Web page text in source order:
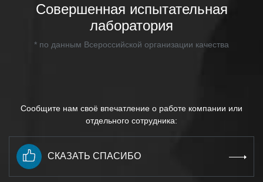
Совершенная испытательная
лаборатория
* по данным Всероссийской организации качества
Сообщите нам своё впечатление о работе компании или
отдельного сотрудника:
СКАЗАТЬ СПАСИБО